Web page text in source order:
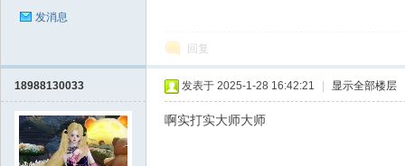
发消息
回复
18988130033 发表于 2025-1-28 16:42:21 显示全部楼层
啊实打实大师大师